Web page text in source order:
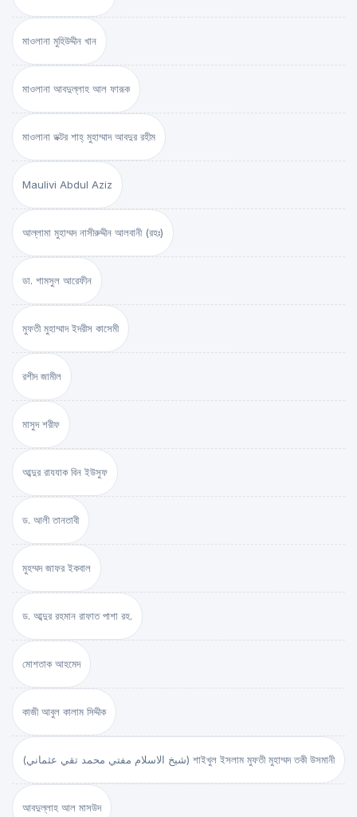
মাওলানা মুহিউদ্দীন খান
মাওলানা আবদুল্লাহ আল ফারূক
মাওলানা ডক্টর শাহ্‌ মুহাম্মাদ আবদুর রহীম
Maulivi Abdul Aziz
আল্লামা মুহাম্মদ নাসীরুদ্দীন আলবানী (রহঃ)
ডা. শামসুল আরেফীন
মুফতী মুহাম্মাদ ইদরীস কাসেমী
রশীদ জামীল
মাসুদ শরীফ
আব্দুর রাযযাক বিন ইউসুফ
ড. আলী তানতাবী
মুহম্মদ জাফর ইকবাল
ড. আব্দুর রহমান রাফাত পাশা রহ.
মোশতাক আহমেদ
কাজী আবুল কালাম সিদ্দীক
(شيخ الاسلام مفتي محمد تقي عثماني) শাইখুল ইসলাম মুফতী মুহাম্মদ তকী উসমানী
আবদুল্লাহ আল মাসউদ